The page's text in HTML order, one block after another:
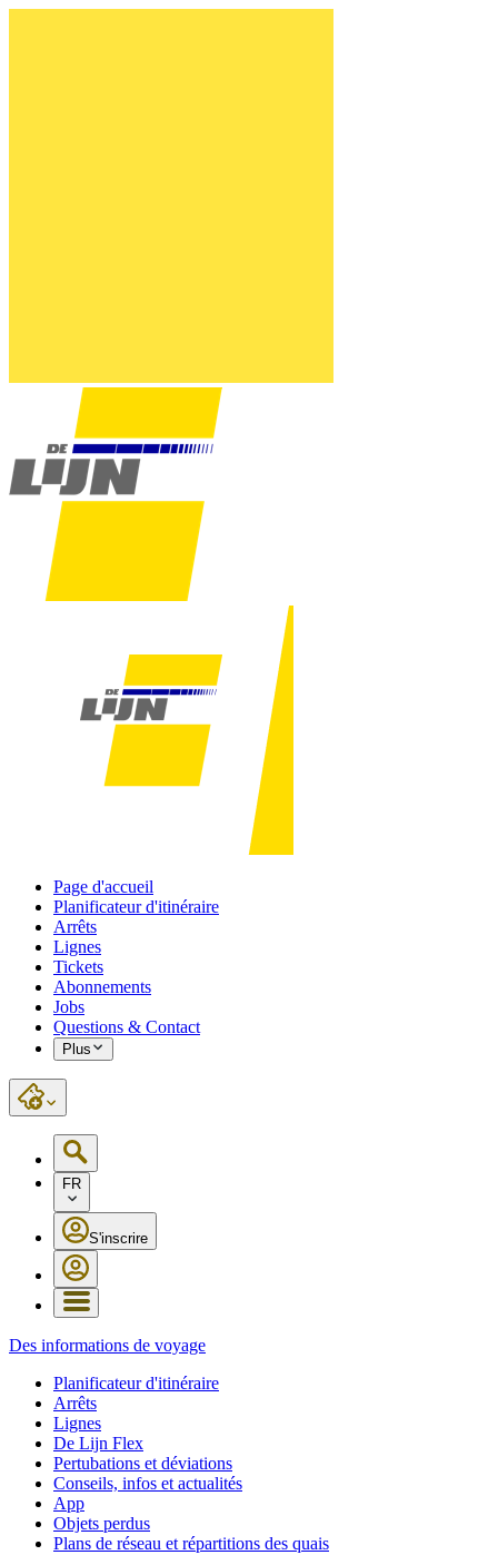
Page d'accueil
Planificateur d'itinéraire
Arrêts
Lignes
Tickets
Abonnements
Jobs
Questions & Contact
Plus
FR
S'inscrire
Des informations de voyage
Planificateur d'itinéraire
Arrêts
Lignes
De Lijn Flex
Pertubations et déviations
Conseils, infos et actualités
App
Objets perdus
Plans de réseau et répartitions des quais